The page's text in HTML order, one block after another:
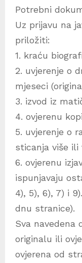
Potrebni
Uz prijavu na
priložiti:
1. kraću
2. uvjerenje o
mjeseci
3. izvod iz
4. ovjerenu
5. uvjerenje o
sticanja više ili
6. ovjerenu
ispunjavaju
4), 5), 6), 7) i
dnu stranice).
Sva navedena
originalu ili
ovjerena od